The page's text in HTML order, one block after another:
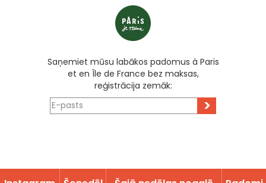
Saņemiet mūsu labākos padomus à Paris
et en Île de France bez maksas,
reģistrācija zemāk:
>